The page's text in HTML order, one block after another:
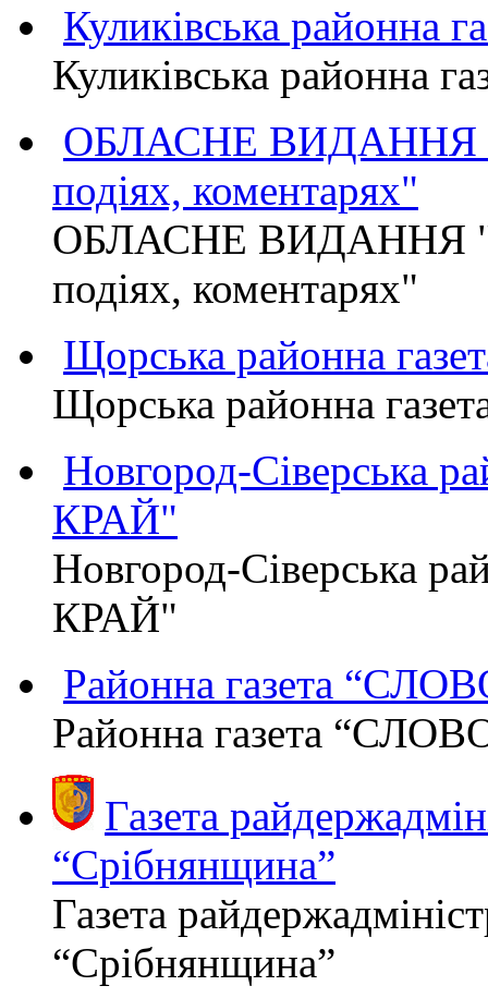
Куликівська районна
Куликівська районна
ОБЛАСНЕ ВИДАННЯ
подіях, коментарях"
ОБЛАСНЕ ВИДАННЯ
подіях, коментарях"
Щорська районна
Щорська районна
Новгород-Сіверська
КРАЙ"
Новгород-Сіверська
КРАЙ"
Районна газета
Районна газета
Газета
“Срібнянщина”
Газета
“Срібнянщина”